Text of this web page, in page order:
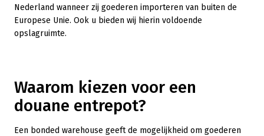
Nederland wanneer zij goederen importeren van buiten de
Europese Unie. Ook u bieden wij hierin voldoende
opslagruimte.
Waarom kiezen voor een
douane entrepot?
Een bonded warehouse geeft de mogelijkheid om goederen